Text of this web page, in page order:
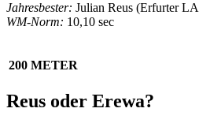
Jahresbester: Julian Reus (Erfurter
WM-Norm: 10,10 sec
200 METER
Reus oder Erewa?